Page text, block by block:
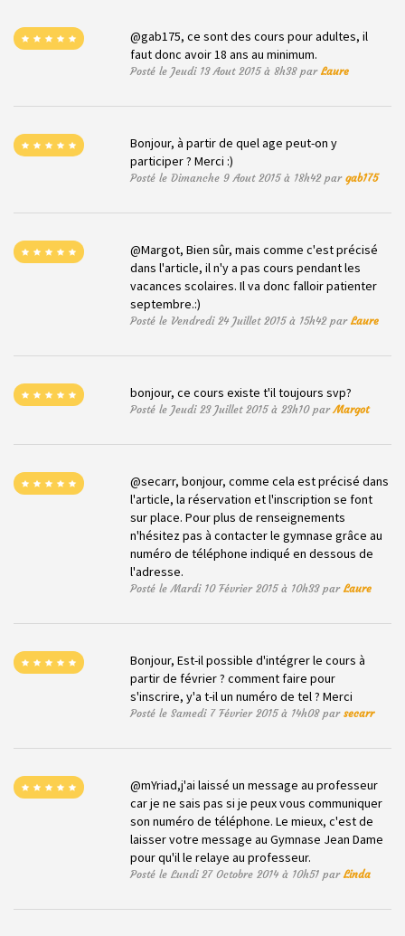
@gab175, ce sont des cours pour adultes, il
faut donc avoir 18 ans au minimum.
Posté le Jeudi 13 Aout 2015 à 8h38 parLaure
Bonjour, à partir de quel age peut-on y
participer ? Merci :)
Posté le Dimanche 9 Aout 2015 à 18h42 pargab175
@Margot, Bien sûr, mais comme c'est précisé
dans l'article, il n'y a pas cours pendant les
vacances scolaires. Il va donc falloir patienter
septembre.:)
Posté le Vendredi 24 Juillet 2015 à 15h42 parLaure
bonjour, ce cours existe t'il toujours svp?
Posté le Jeudi 23 Juillet 2015 à 23h10 parMargot
@secarr, bonjour, comme cela est précisé dans
l'article, la réservation et l'inscription se font
sur place. Pour plus de renseignements
n'hésitez pas à contacter le gymnase grâce au
numéro de téléphone indiqué en dessous de
l'adresse.
Posté le Mardi 10 Février 2015 à 10h33 parLaure
Bonjour, Est-il possible d'intégrer le cours à
partir de février ? comment faire pour
s'inscrire, y'a t-il un numéro de tel ? Merci
Posté le Samedi 7 Février 2015 à 14h08 parsecarr
@mYriad,j'ai laissé un message au professeur
car je ne sais pas si je peux vous communiquer
son numéro de téléphone. Le mieux, c'est de
laisser votre message au Gymnase Jean Dame
pour qu'il le relaye au professeur.
Posté le Lundi 27 Octobre 2014 à 10h51 parLinda